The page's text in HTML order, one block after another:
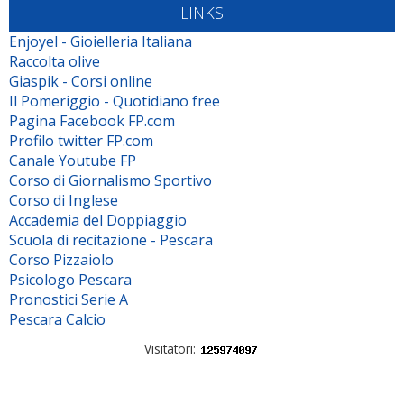
LINKS
Enjoyel - Gioielleria Italiana
Raccolta olive
Giaspik - Corsi online
Il Pomeriggio - Quotidiano free
Pagina Facebook FP.com
Profilo twitter FP.com
Canale Youtube FP
Corso di Giornalismo Sportivo
Corso di Inglese
Accademia del Doppiaggio
Scuola di recitazione - Pescara
Corso Pizzaiolo
Psicologo Pescara
Pronostici Serie A
Pescara Calcio
Visitatori: